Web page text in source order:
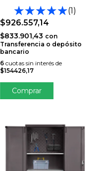
(1)
$926.557,14
$833.901,43 con
Transferencia o depósito
bancario
6cuotas sin interés de
$154426,17
Comprar